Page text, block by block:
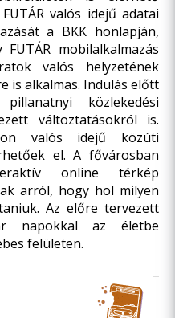
valós idejű adatai
a BKK honlapján,
FUTÁR mobilalkalmazás
valós helyzetének
is alkalmas. Indulás előtt
közlekedési
változtatásokról is.
valós idejű közúti
el. A fővárosban
online térkép
arról, hogy hol milyen
Az előre tervezett
napokkal az életbe
felületen.